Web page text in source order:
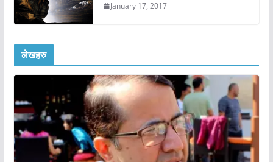
January 17, 2017
लेखहरु